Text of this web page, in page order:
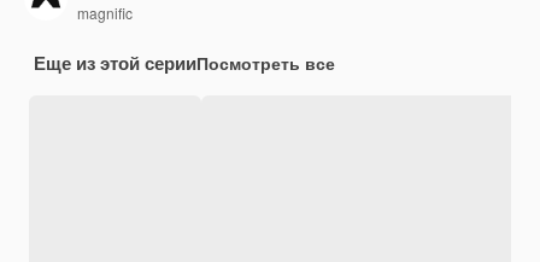
magnific
Еще из этой серииПосмотреть все